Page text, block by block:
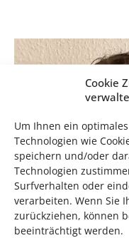
Cookie
Um Ihnen ein
Technologien wie
speichern und/oder
Technologien
Surfverhalten oder
verarbeiten. Wenn Sie
zurückziehen, können
beeinträchtigt werden.